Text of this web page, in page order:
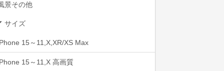
景その他
サイズ
15～11,X,XR/XS Max
15～11,X 高画質